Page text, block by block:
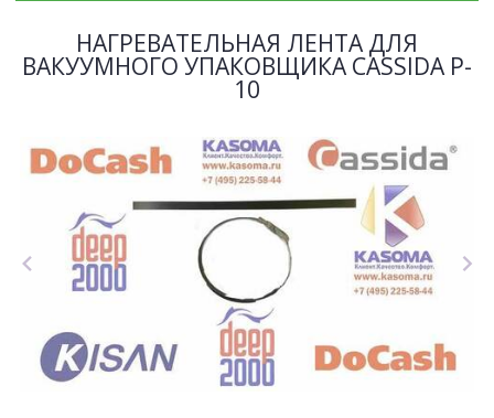
НАГРЕВАТЕЛЬНАЯ ЛЕНТА ДЛЯ
ВАКУУМНОГО УПАКОВЩИКА CASSIDA P-
10